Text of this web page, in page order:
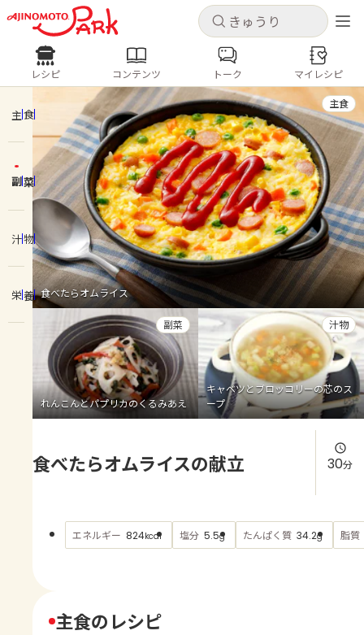
キャンセル
ログインするとレシピを保存できます
ログイン 新規登録
ホーム
コンテンツ
レシピ
トーク
よくあるお問い合わせ
お買い物
AJINOMOTO PARK とは
キャンセル
レシピ コンテンツ
人気の食材・レシピ
きゅうり なす トマト
とうもろこし
ピーマン
みょうが ゴーヤ
レシピ コンテンツ トーク マイレシピ
主食
副菜
汁物
栄養 食べたらオムライス
主食
れんこんとパプリカのくるみあえ
副菜
キャベツとブロッコリーの芯のス
ープ
汁物
食べたらオムライスの献立 30分
エネルギー 824kcal 塩分 5.5g たんぱく質 34.2g 脂質
主食のレシピ